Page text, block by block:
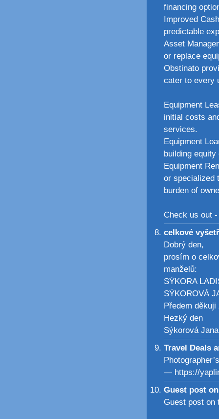
financing
Improved
predictable
Asset
or replace
Obstinato
cater to every
Equipment
initial costs
services.
Equipment
building
Equipment
or specialized
burden of
Check us out
celkové
Dobrý den,
prosím o
manželů:
SÝKORA
SÝKOROVÁ
Předem
Hezký den
Sýkorová Jana
Travel Deals
— https://
Guest post
Guest post on